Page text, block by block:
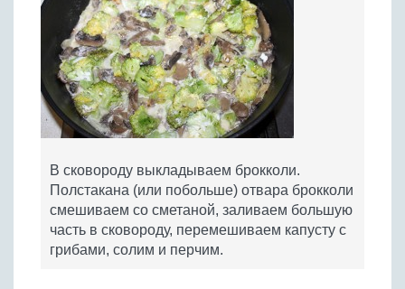
В сковороду выкладываем брокколи.
Полстакана (или побольше) отвара брокколи
смешиваем со сметаной, заливаем большую
часть в сковороду, перемешиваем капусту с
грибами, солим и перчим.